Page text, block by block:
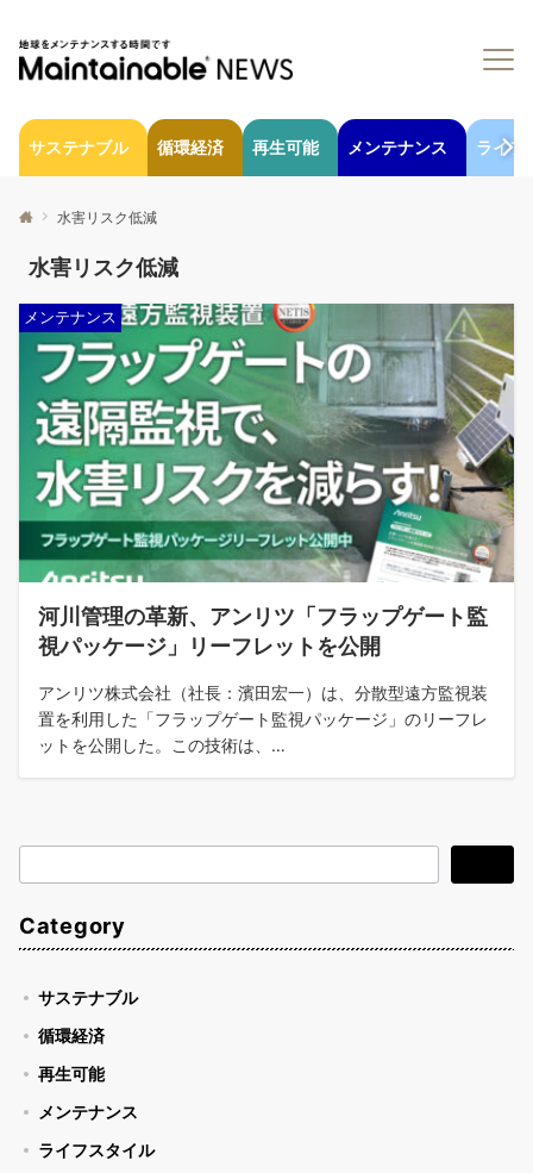
サステナブル 循環経済 再生可能 メンテナンス ライフ
水害リスク低減
水害リスク低減
メンテナンス
河川管理の革新、アンリツ「フラップゲート監
視パッケージ」リーフレットを公開
アンリツ株式会社（社長：濱田宏一）は、分散型遠方監視装
置を利用した「フラップゲート監視パッケージ」のリーフレ
ットを公開した。この技術は、…
索
Category
サステナブル
循環経済
再生可能
メンテナンス
ライフスタイル